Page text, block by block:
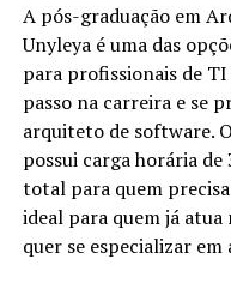
A pós-graduação em
Unyleya é uma das
para profissionais de
passo na carreira e se
arquiteto de software.
possui carga horária
total para quem
ideal para quem já
quer se especializar